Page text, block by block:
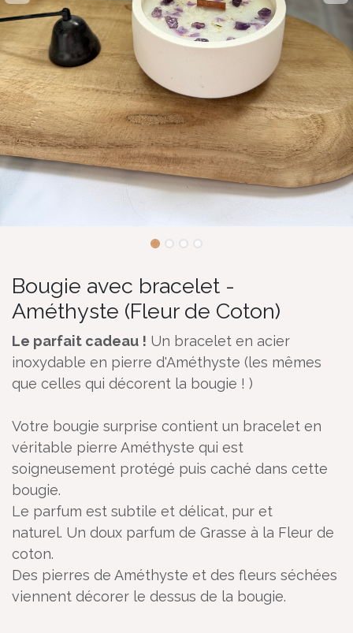
Bougie avec bracelet -
Améthyste (Fleur de Coton)
Le parfait cadeau ! Un bracelet en acier
inoxydable en pierre d'Améthyste (les mêmes
que celles qui décorent la bougie ! )
Votre bougie surprise contient un bracelet en
véritable pierre Améthyste qui est
soigneusement protégé puis caché dans cette
bougie.
Le parfum est subtile et délicat, pur et
naturel. Un doux parfum de Grasse à la Fleur de
coton.
Des pierres de Améthyste et des fleurs séchées
viennent décorer le dessus de la bougie.